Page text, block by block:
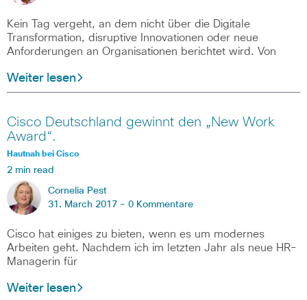
Kein Tag vergeht, an dem nicht über die Digitale
Transformation, disruptive Innovationen oder neue
Anforderungen an Organisationen berichtet wird. Von
Weiter lesen
Cisco Deutschland gewinnt den „New Work
Award“.
Hautnah bei Cisco
2 min read
Cornelia Pest
31. March 2017 - 0 Kommentare
Cisco hat einiges zu bieten, wenn es um modernes
Arbeiten geht. Nachdem ich im letzten Jahr als neue HR-
Managerin für
Weiter lesen